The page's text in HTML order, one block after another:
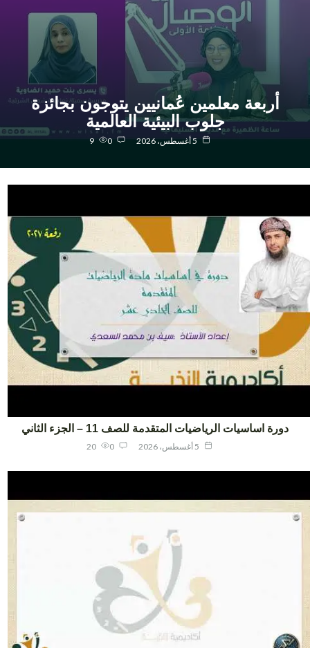
أربعة معلمين عُمانيين يتوجون بجائزة
جلوب البيئية العالمية
9
دورة اساسيات الرياضيات المتقدمة للصف 11 – الجزء الثاني
20